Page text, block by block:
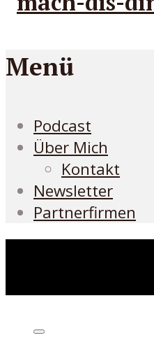
Menü
Podcast
Über Mich
Kontakt
Newsletter
Partnerfirmen